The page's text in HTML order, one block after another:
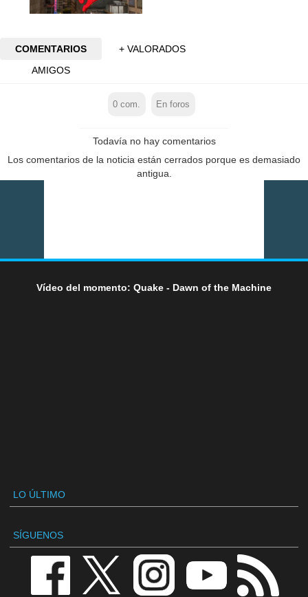
COMENTARIOS
+ VALORADOS
AMIGOS
0 com. En foros
Todavía no hay comentarios
Los comentarios de la noticia están cerrados porque es demasiado
antigua.
Vídeo del momento: Quake - Dawn of the Machine
LO ÚLTIMO
SÍGUENOS